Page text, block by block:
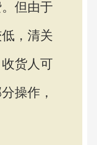
但由于
，清关
货人可
操作，